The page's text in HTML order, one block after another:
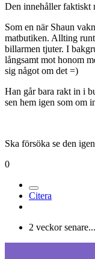
Den innehåller faktiskt
Som en när Shaun
matbutiken. Allting
billarmen tjuter. I
långsamt mot honom
sig något om det =)
Han går bara rakt in i
sen hem igen som om
Ska försöka se den
0
Citera
2 veckor senare...